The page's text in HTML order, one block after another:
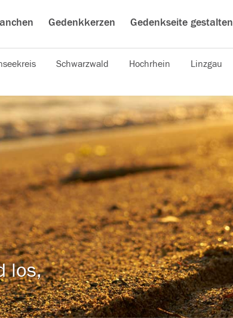
Gedenkkerzen Gedenkseite gestalten
Schwarzwald Hochrhein Linzgau
los,